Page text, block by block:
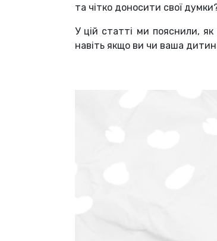
та чітко доносити свої
У цій статті ми пояснили,
навіть якщо ви чи ваша